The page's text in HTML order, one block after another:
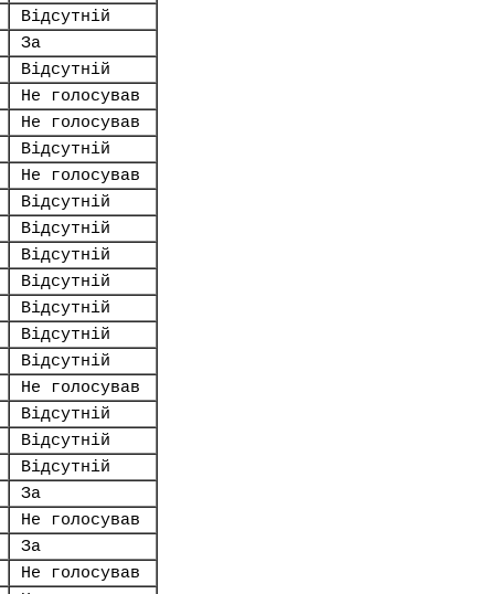
Відсутній
За
Відсутній
Не голосував
Не голосував
Відсутній
Не голосував
Відсутній
Відсутній
Відсутній
Відсутній
Відсутній
Відсутній
Відсутній
Не голосував
Відсутній
Відсутній
Відсутній
За
Не голосував
За
Не голосував